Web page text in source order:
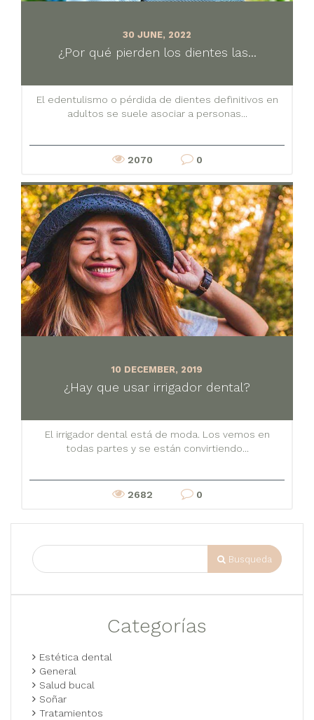
30 JUNE, 2022
¿Por qué pierden los dientes las...
El edentulismo o pérdida de dientes definitivos en
adultos se suele asociar a personas...
2070 0
10 DECEMBER, 2019
¿Hay que usar irrigador dental?
El irrigador dental está de moda. Los vemos en
todas partes y se están convirtiendo...
2682 0
Busqueda
Categorías
Estética dental
General
Salud bucal
Soñar
Tratamientos